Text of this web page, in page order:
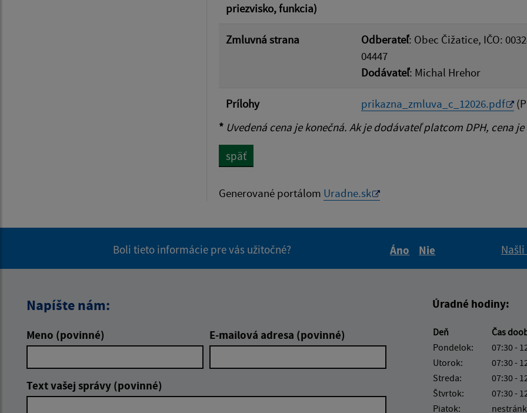
priezvisko, funkcia)
Zmluvná strana Odberateľ: Obec Čižatice, IČO:
04447
Dodávateľ: Michal Hrehor
Prílohy prikazna_zmluva_c_12026.pdf
* Uvedená cena je konečná. Ak je dodávateľ platcom DPH, cena
späť
Generované portálom Uradne.sk
Boli tieto informácie pre vás užitočné?
Áno
Nie
Napíšte nám:
Meno (povinné) E-mailová adresa (povinné)
Text vašej správy (povinné)
Úradné hodiny:
Deň Čas
Pondelok:
07:30 -
Utorok:
07:30 -
Streda:
07:30 -
Štvrtok:
07:30 -
Piatok: